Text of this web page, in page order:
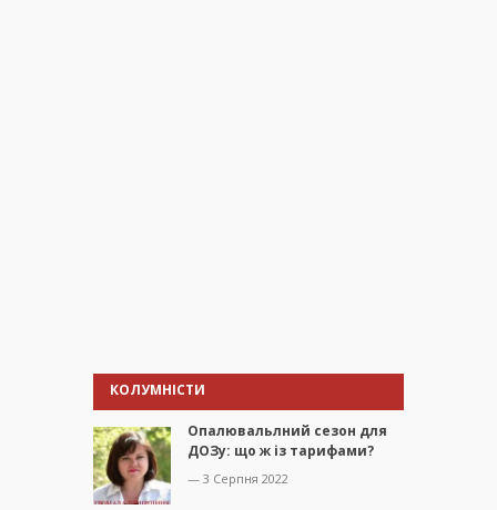
КОЛУМНІСТИ
Опалювальлний сезон для
ДОЗу: що ж із тарифами?
— 3 Серпня 2022